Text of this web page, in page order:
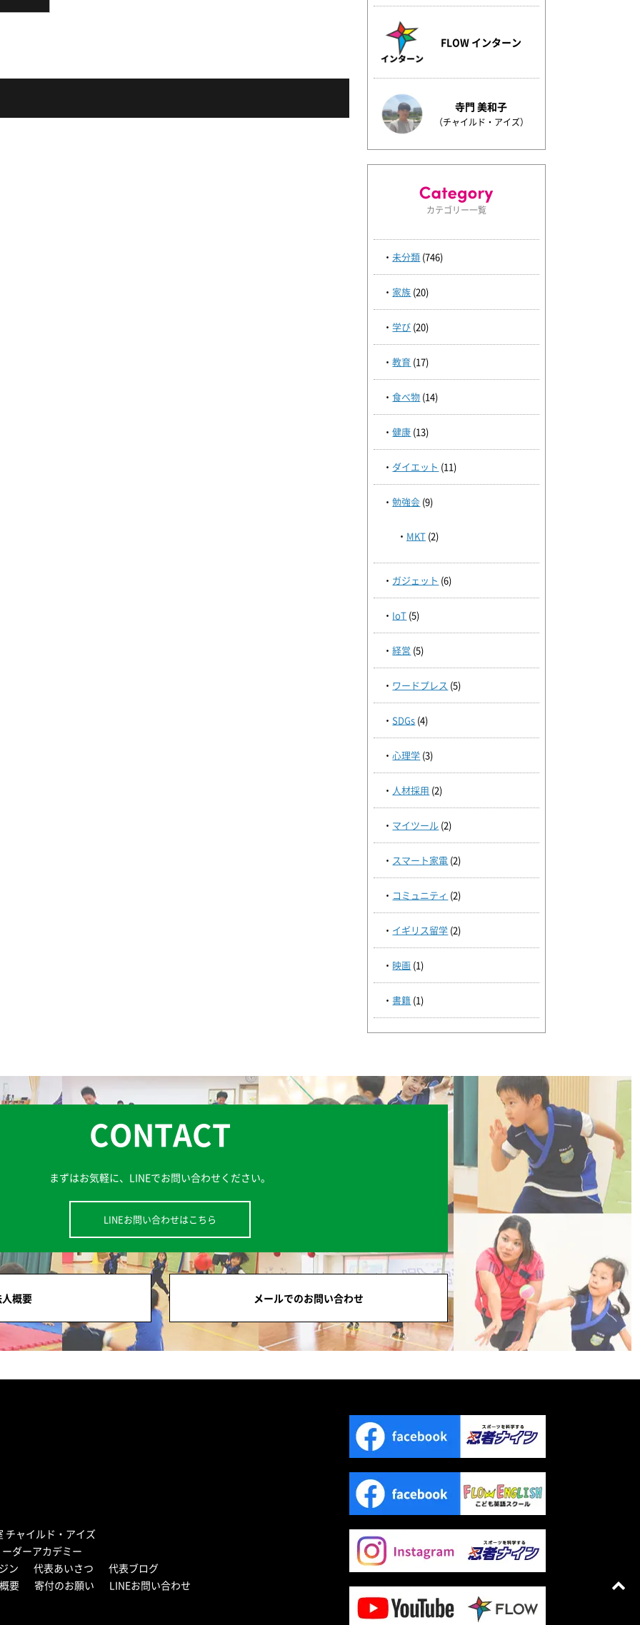
FLOW インターン
寺門 美和子
（チャイルド・アイズ）
カテゴリー一覧
未分類 (746)
家族 (20)
学び (20)
教育 (17)
食べ物 (14)
健康 (13)
ダイエット (11)
勉強会 (9)
MKT(2)
ガジェット (6)
IoT (5)
経営 (5)
ワードプレス (5)
SDGs (4)
心理学 (3)
人材採用 (2)
マイツール (2)
スマート家電 (2)
コミュニティ (2)
イギリス留学 (2)
映画 (1)
書籍 (1)
CONTACT
まずはお気軽に、 LINEでお問い合わせください。
LINEお問い合わせはこちら
概要 メールでのお問い合わせ
チャイルド・アイズ
ダーアカデミー
ン
代表あいさつ
代表ブログ
要
寄付のお願い LINEお問い合わせ